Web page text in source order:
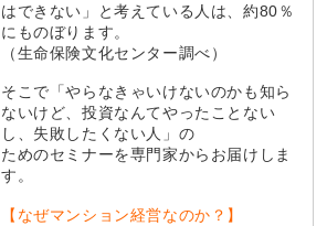
はできない」と考えている人は、約80％
にものぼります。
（生命保険文化センター調べ）
そこで「やらなきゃいけないのかも知ら
ないけど、投資なんてやったことない
し、失敗したくない人」の
ためのセミナーを専門家からお届けしま
す。
【なぜマンション経営なのか？】